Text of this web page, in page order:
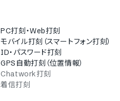
スマホアプリ（Android）対応
PC打刻・Web打刻
モバイル打刻（スマートフォン打刻）
ID・パスワード打刻
GPS自動打刻（位置情報）
Chatwork打刻
着信打刻